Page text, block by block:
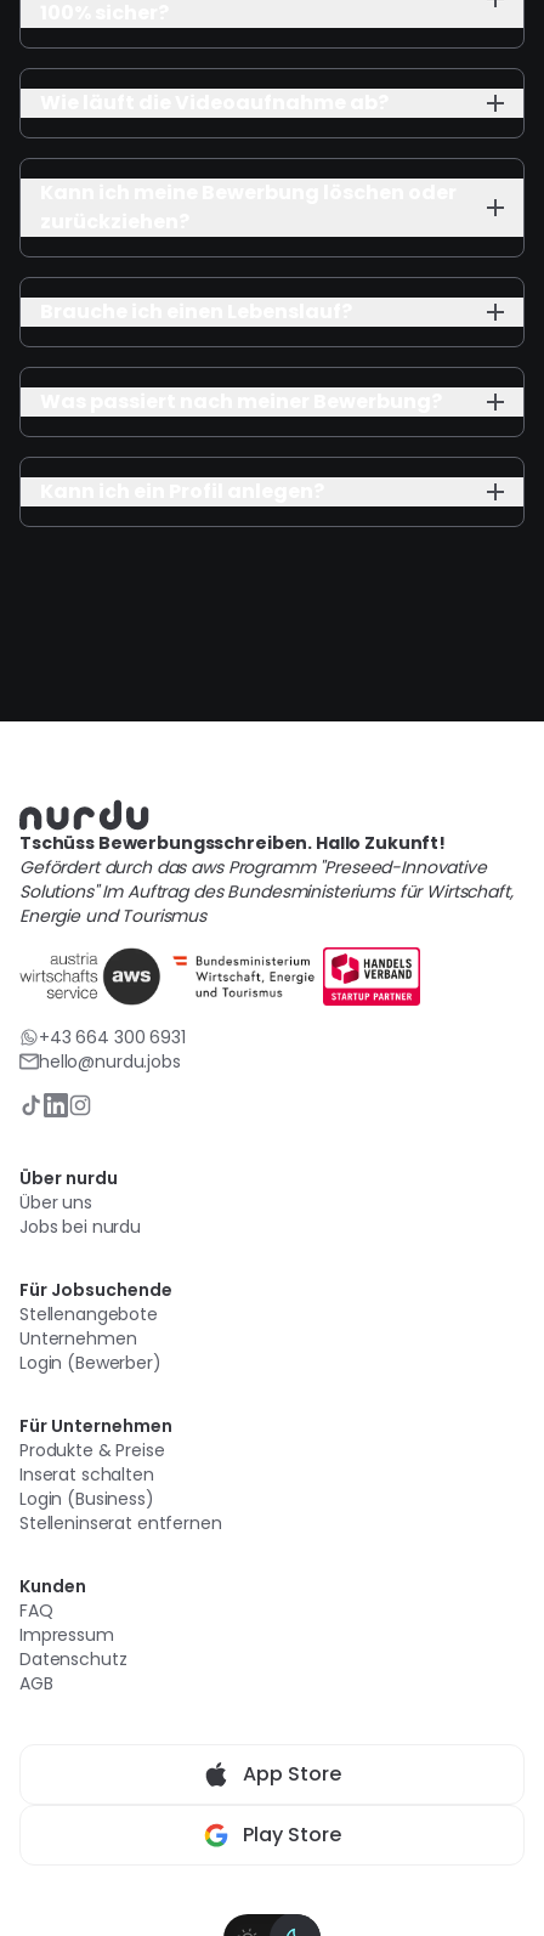
Tschüss Bewerbungsschreiben. Hallo Zukunft!
Gefördert durch das aws Programm "Preseed-Innovative
Solutions" Im Auftrag des Bundesministeriums für Wirtschaft,
Energie und Tourismus
+43 664 300 6931
hello@nurdu.jobs
Über nurdu
Über uns
Jobs bei nurdu
Für Jobsuchende
Stellenangebote
Unternehmen
Login (Bewerber)
Für Unternehmen
Produkte & Preise
Inserat schalten
Login (Business)
Stelleninserat entfernen
Kunden
FAQ
Impressum
Datenschutz
AGB
App Store
Play Store